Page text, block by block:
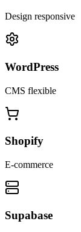
Design responsive
WordPress
CMS flexible
Shopify
E-commerce
Supabase